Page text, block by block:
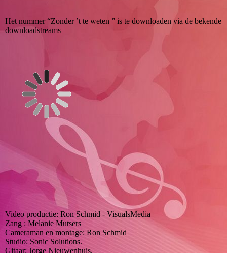
Het nummer “Zonder ’t te weten ” is te downloaden via de bekende
downloadstreams
Video productie: Ron Schmid - VisualsMedia
Zang : Melanie Mutsers
Cameraman en montage: Ron Schmid
Studio: Sonic Solutions.
Gitaar: Jorge Nieuwenhuis.